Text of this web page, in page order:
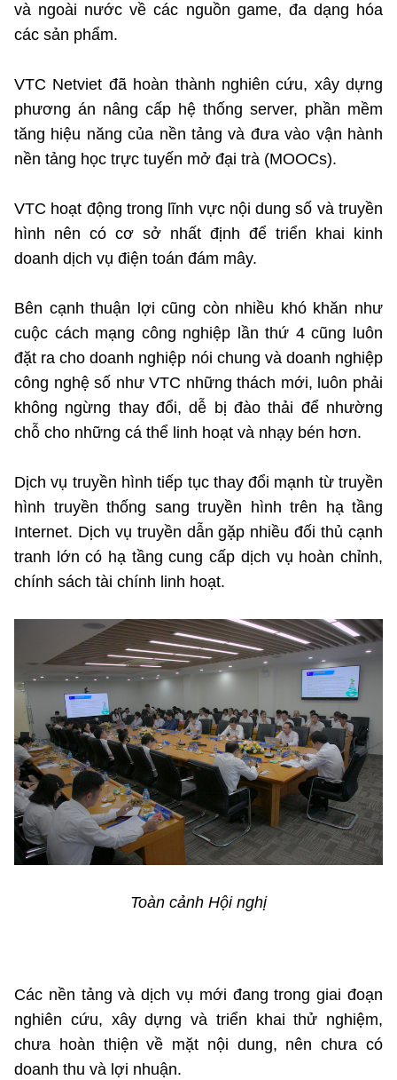
và ngoài nước về các nguồn game, đa dạng hóa
các sản phẩm.
VTC Netviet đã hoàn thành nghiên cứu, xây dựng
phương án nâng cấp hệ thống server, phần mềm
tăng hiệu năng của nền tảng và đưa vào vận hành
nền tảng học trực tuyến mở đại trà (MOOCs).
VTC hoạt động trong lĩnh vực nội dung số và truyền
hình nên có cơ sở nhất định để triển khai kinh
doanh dịch vụ điện toán đám mây.
Bên cạnh thuận lợi cũng còn nhiều khó khăn như
cuộc cách mạng công nghiệp lần thứ 4 cũng luôn
đặt ra cho doanh nghiệp nói chung và doanh nghiệp
công nghệ số như VTC những thách mới, luôn phải
không ngừng thay đổi, dễ bị đào thải để nhường
chỗ cho những cá thể linh hoạt và nhạy bén hơn.
Dịch vụ truyền hình tiếp tục thay đổi mạnh từ truyền
hình truyền thống sang truyền hình trên hạ tầng
Internet. Dịch vụ truyền dẫn gặp nhiều đối thủ cạnh
tranh lớn có hạ tầng cung cấp dịch vụ hoàn chỉnh,
chính sách tài chính linh hoạt.
Toàn cảnh Hội nghị
Các nền tảng và dịch vụ mới đang trong giai đoạn
nghiên cứu, xây dựng và triển khai thử nghiệm,
chưa hoàn thiện về mặt nội dung, nên chưa có
doanh thu và lợi nhuận.